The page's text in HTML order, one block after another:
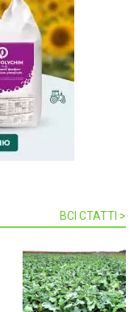
ВСІ СТАТТІ >